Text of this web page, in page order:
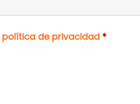
política de privacidad *